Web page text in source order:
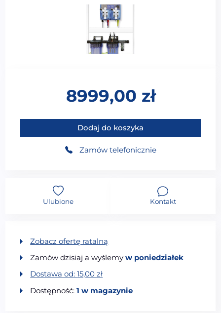
8999,00 zł
ilość AUTOMATYCZNA STACJA UZDATNIANIA
Dodaj do koszyka
Zamów telefonicznie
Ulubione Kontakt
Zobacz ofertę ratalną
Zamów dzisiaj a wyślemyw poniedziałek
Dostawa od:15,00zł
Dostępność:1 w magazynie